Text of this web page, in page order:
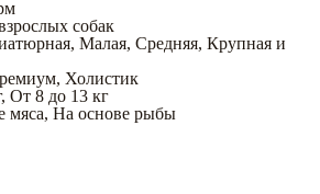
собак
, Малая, Средняя, Крупная и
, Холистик
, От 8 до 13 кг
мяса, На основе рыбы